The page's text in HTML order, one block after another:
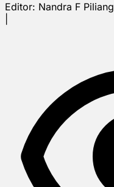
Editor: Nandra F Piliang